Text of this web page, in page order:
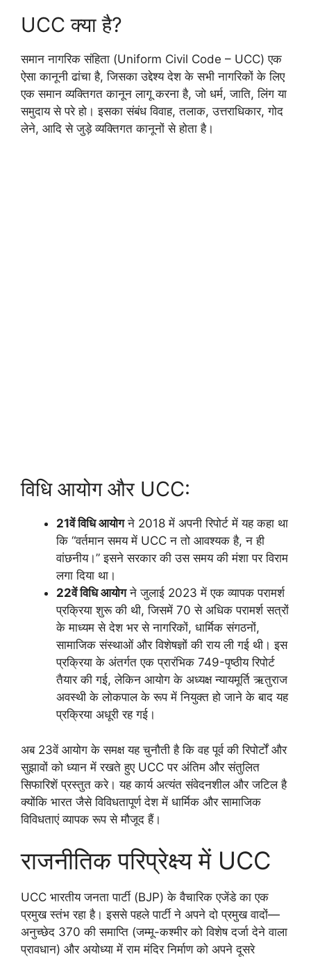
UCC क्या है?
समान नागरिक संहिता (Uniform Civil Code – UCC) एक
ऐसा कानूनी ढांचा है, जिसका उद्देश्य देश के सभी नागरिकों के लिए
एक समान व्यक्तिगत कानून लागू करना है, जो धर्म, जाति, लिंग या
समुदाय से परे हो। इसका संबंध विवाह, तलाक, उत्तराधिकार, गोद
लेने, आदि से जुड़े व्यक्तिगत कानूनों से होता है।
विधि आयोग और UCC:
21वें विधि आयोगने 2018 में अपनी रिपोर्ट में यह कहा था
कि “वर्तमान समय में UCC न तो आवश्यक है, न ही
वांछनीय।” इसने सरकार की उस समय की मंशा पर विराम
लगा दिया था।
22वें विधि आयोगने जुलाई 2023 में एक व्यापक परामर्श
प्रक्रिया शुरू की थी, जिसमें 70 से अधिक परामर्श सत्रों
के माध्यम से देश भर से नागरिकों, धार्मिक संगठनों,
सामाजिक संस्थाओं और विशेषज्ञों की राय ली गई थी। इस
प्रक्रिया के अंतर्गत एक प्रारंभिक 749-पृष्ठीय रिपोर्ट
तैयार की गई, लेकिन आयोग के अध्यक्ष न्यायमूर्ति ऋतुराज
अवस्थी के लोकपाल के रूप में नियुक्त हो जाने के बाद यह
प्रक्रिया अधूरी रह गई।
अब 23वें आयोग के समक्ष यह चुनौती है कि वह पूर्व की रिपोर्टों और
सुझावों को ध्यान में रखते हुए UCC पर अंतिम और संतुलित
सिफारिशें प्रस्तुत करे। यह कार्य अत्यंत संवेदनशील और जटिल है
क्योंकि भारत जैसे विविधतापूर्ण देश में धार्मिक और सामाजिक
विविधताएं व्यापक रूप से मौजूद हैं।
राजनीतिक परिप्रेक्ष्य में UCC
UCC भारतीय जनता पार्टी (BJP) के वैचारिक एजेंडे का एक
प्रमुख स्तंभ रहा है। इससे पहले पार्टी ने अपने दो प्रमुख वादों—
अनुच्छेद 370 की समाप्ति (जम्मू-कश्मीर को विशेष दर्जा देने वाला
प्रावधान) और अयोध्या में राम मंदिर निर्माण को अपने दूसरे